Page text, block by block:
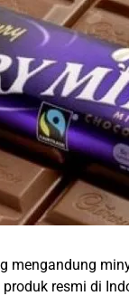
mengandung
resmi di